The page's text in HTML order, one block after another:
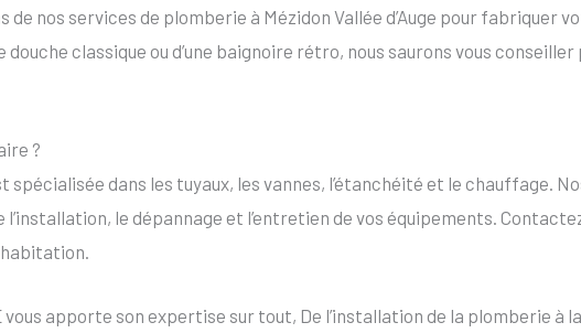
nos services de plomberie à Mézidon Vallée d’Auge pour fabriquer
douche classique ou d’une baignoire rétro, nous saurons vous
?
dans les tuyaux, les vannes, l’étanchéité et le chauffage.
le dépannage et l’entretien de vos équipements.
vous apporte son expertise sur tout, De l’installation de la plomberie à